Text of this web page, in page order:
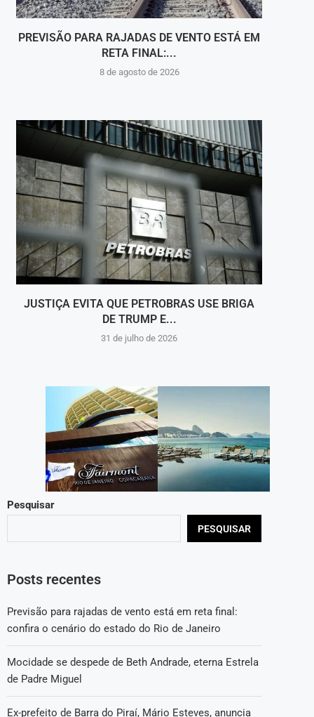
PREVISÃO PARA RAJADAS DE VENTO ESTÁ EM
RETA FINAL:...
8 de agosto de 2026
JUSTIÇA EVITA QUE PETROBRAS USE BRIGA
DE TRUMP E...
31 de julho de 2026
Pesquisar
PESQUISAR
Posts recentes
Previsão para rajadas de vento está em reta final:
confira o cenário do estado do Rio de Janeiro
Mocidade se despede de Beth Andrade, eterna Estrela
de Padre Miguel
Ex-prefeito de Barra do Piraí, Mário Esteves, anuncia